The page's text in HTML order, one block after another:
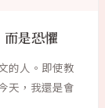
是恐懼
的人。即使教
天，我還是會